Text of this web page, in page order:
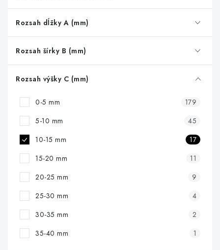
t
v
Rozsah dĺžky A (mm)
Rozsah šírky B (mm)
Rozsah výšky C (mm)
0-5 mm
179
5-10 mm
45
10-15 mm
17
15-20 mm
11
20-25 mm
9
25-30 mm
4
30-35 mm
2
35-40 mm
1